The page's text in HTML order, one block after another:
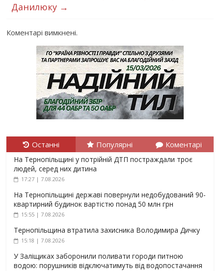
Данилюку →
Коментарі вимкнені.
Останні Популярні Коментарі
На Тернопільщині у потрійній ДТП постраждали троє
людей, серед них дитина
17:27 | 7.08.2026
На Тернопільщині державі повернули недобудований 90-
квартирний будинок вартістю понад 50 млн грн
15:55 | 7.08.2026
Тернопільщина втратила захисника Володимира Дичку
15:18 | 7.08.2026
У Заліщиках заборонили поливати городи питною
водою: порушників відключатимуть від водопостачання